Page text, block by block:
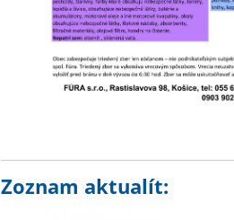
Zoznam aktualít: